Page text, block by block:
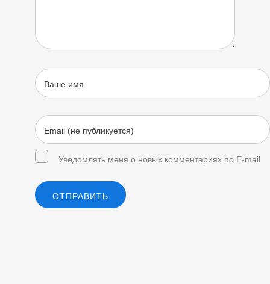
Уведомлять меня о новых комментариях по E-mail
ОТПРАВИТЬ